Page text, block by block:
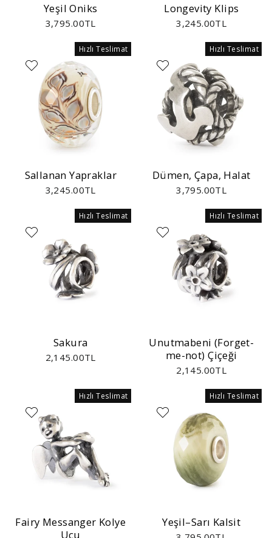
Yeşil Oniks
3,795.00TL
Longevity Klips
3,245.00TL
Hızlı Teslimat
Sallanan Yapraklar
3,245.00TL
Hızlı Teslimat
Dümen, Çapa, Halat
3,795.00TL
Hızlı Teslimat
Sakura
2,145.00TL
Hızlı Teslimat
Unutmabeni (Forget-
me-not) Çiçeği
2,145.00TL
Hızlı Teslimat
Fairy Messanger Kolye
Ucu
Hızlı Teslimat
Yeşil–Sarı Kalsit